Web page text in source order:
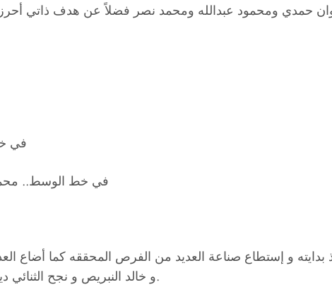
حمدي ومحمود عبدالله ومحمد نصر فضلاً عن هدف ذاتي أحرزه
في
في خط الوسط..
و إستطاع صناعة العديد من الفرص المحققه كما أضاع
و خالد النبريص و نجح الثنائي دييجو و جان موريل من إحراز هدفين لكن لم يحتسبا بداعي التسلل.